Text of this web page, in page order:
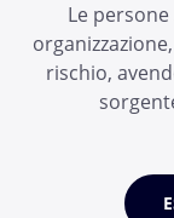
Le
rischio,